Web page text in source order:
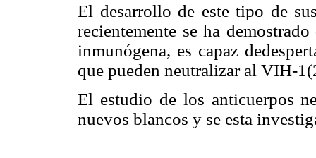
El desarrollo de este tipo de
recientemente se ha
inmunógena, es capaz de
que pueden neutralizar al VIH-
El estudio de los anticuerpos
nuevos blancos y se esta